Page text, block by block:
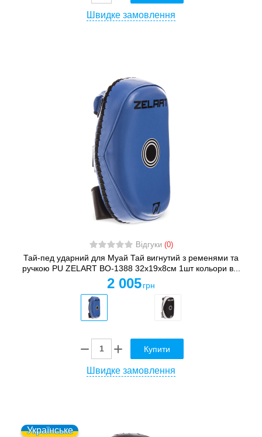
Швидке замовлення
Відгуки (0)
Тай-пед ударний для Муай Тай вигнутий з ременями та
ручкою PU ZELART BO-1388 32x19x8см 1шт кольори в...
2 005 грн
Купити
Швидке замовлення
Українське